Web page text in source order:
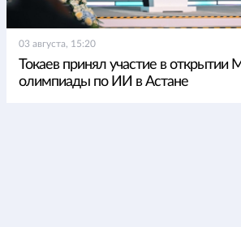
03 августа, 15:20
Токаев принял участие в
олимпиады по ИИ в Астане